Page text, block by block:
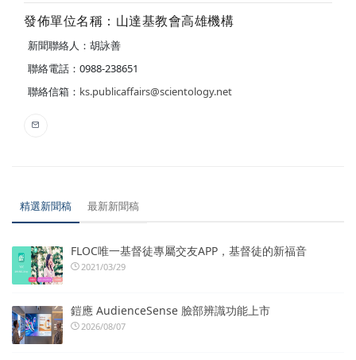
發佈單位名稱：山達基教會高雄機構
新聞聯絡人：胡詠善
聯絡電話：0988-238651
聯絡信箱： ks.publicaffairs@scientology.net
精選新聞稿 最新新聞稿
FLOC唯一基督徒專屬交友APP，基督徒的新福音
2021/03/29
鎧應 AudienceSense 臉部辨識功能上市
2026/08/07